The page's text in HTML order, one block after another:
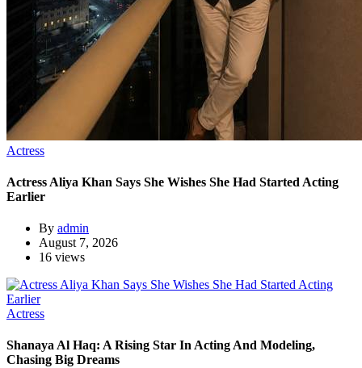
Actress
Actress Aliya Khan Says She Wishes She Had Started Acting
Earlier
By admin
August 7, 2026
16 views
Actress
Shanaya Al Haq: A Rising Star In Acting And Modeling,
Chasing Big Dreams